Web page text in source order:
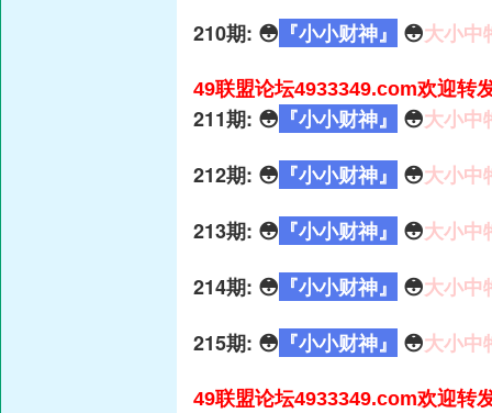
210期: 😳 『小小财神』 😳大小中
49联盟论坛4933349.com欢迎转
211期: 😳 『小小财神』 😳大小中
212期: 😳 『小小财神』 😳大小中
213期: 😳 『小小财神』 😳大小中
214期: 😳 『小小财神』 😳大小中
215期: 😳 『小小财神』 😳大小中
49联盟论坛4933349.com欢迎转